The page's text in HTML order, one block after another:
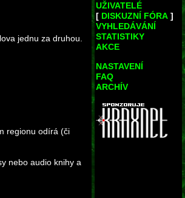
jednu za druhou.
regionu odírá (či
nebo audio knihy a
UŽIVATELÉ
[ DISKUZNÍ FÓRA ]
VYHLEDÁVÁNÍ
STATISTIKY
AKCE
NASTAVENÍ
FAQ
ARCHÍV